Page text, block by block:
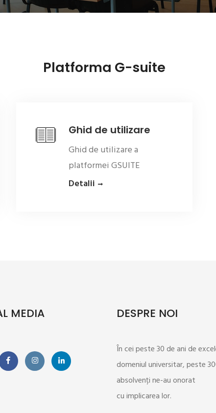
Platforma G-suite
Ghid de utilizare
Ghid de utilizare a
platformei GSUITE
Detalii
MEDIA
>
DESPRE NOI
În cei peste 30 de ani de
domeniul universitar, peste
absolvenți ne-au onorat
cu implicarea lor.